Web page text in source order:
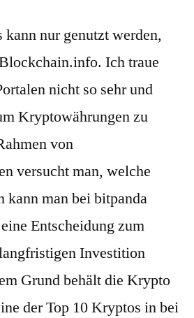
nur genutzt werden,
Ich traue
nicht so sehr und
Kryptowährungen zu
von
versucht man, welche
kann man bei bitpanda
Entscheidung zum
Investition
Grund behält die Krypto
der Top 10 Kryptos in bei